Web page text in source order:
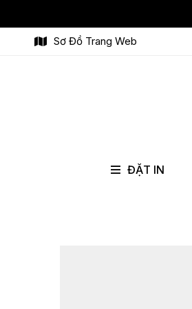
Sơ Đồ Trang Web
ĐẶT IN